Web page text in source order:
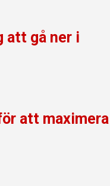
att gå ner i
att maximera